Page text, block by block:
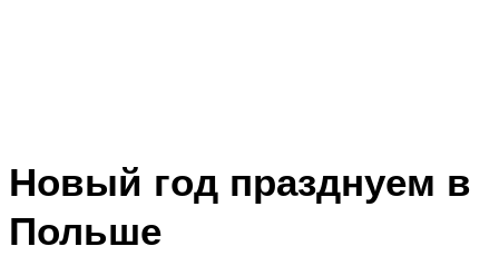
Новый год празднуем в
Польше